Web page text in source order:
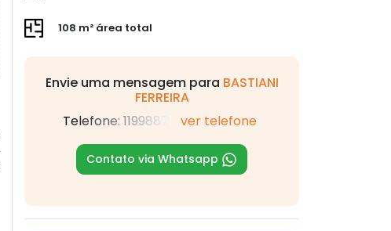
108 m² área total
Envie uma mensagem para BASTIANI
FERREIRA
Telefone: 11998871
ver telefone
Contato via Whatsapp